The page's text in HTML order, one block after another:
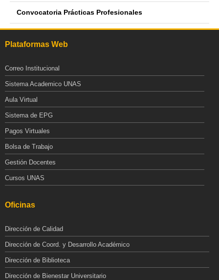
Convocatoria Prácticas Profesionales
Plataformas Web
Correo Institucional
Sistema Academico UNAS
Aula Virtual
Sistema de EPG
Pagos Virtuales
Bolsa de Trabajo
Gestión Docentes
Cursos UNAS
Oficinas
Dirección de Calidad
Dirección de Coord. y Desarrollo Académico
Dirección de Biblioteca
Dirección de Bienestar Universitario